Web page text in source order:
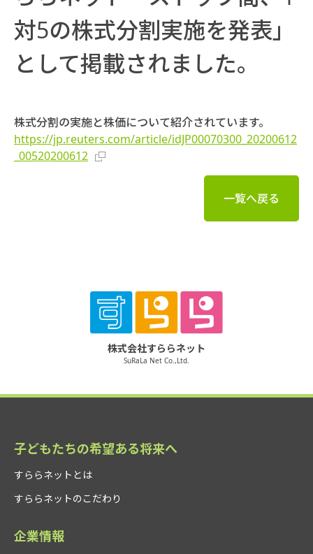
対5の株式分割実施を発表」
として掲載されました。
株式分割の実施と株価について紹介されています。
https://jp.reuters.com/article/idJP00070300_20200612
_00520200612
一覧へ戻る
株式会社すららネット
SuRaLa Net Co.,Ltd.
子どもたちの希望ある将来へ
すららネットとは
すららネットのこだわり
企業情報